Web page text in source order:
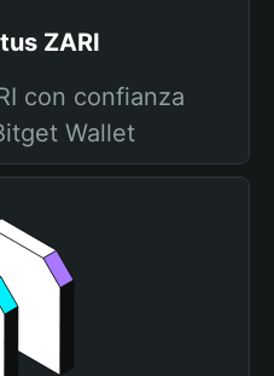
ZARI
con confianza
Wallet